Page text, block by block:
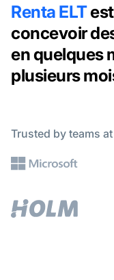
Renta ELTest
concevoir
en quelques
plusieurs
Trusted by teams at